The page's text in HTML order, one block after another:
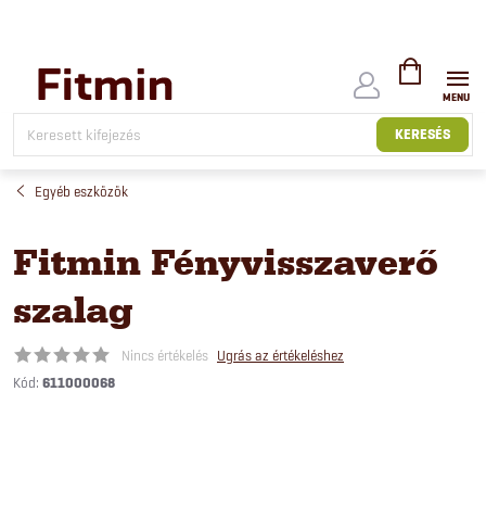
tartalomhoz
KERESÉS
KOSÁR
Egyéb eszközök
Fitmin Fényvisszaverő
szalag
Nincs értékelés Ugrás az értékeléshez
Kód: 611000068